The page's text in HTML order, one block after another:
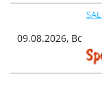
09.08.2026, Вс